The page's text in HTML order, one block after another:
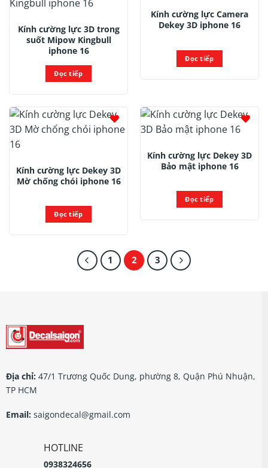
Kính cường lực 3D trong
suốt Mipow Kingbull
iphone 16
Đọc tiếp
Kính cường lực Camera
Dekey 3D iphone 16
Đọc tiếp
Kính cường lực Dekey 3D
Mờ chống chói iphone 16
Đọc tiếp
Kính cường lực Dekey 3D
Bảo mật iphone 16
Đọc tiếp
1 2 3
Địa chỉ: 47/1 Trương Quốc Dung, phường 8, Quận Phú Nhuận,
TP HCM
Email: saigondecal@gmail.com
HOTLINE
0938324656